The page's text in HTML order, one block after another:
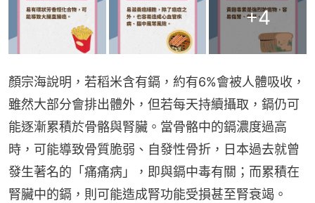
+4
顏宗海說明，若稻米含有鎘，約有6%會被人體吸收，
雖然大部分會排出體外，但若每天持續攝取，鎘仍可
能逐漸累積於骨骼與腎臟。當骨骼中的鎘濃度過高
時，可能導致骨質脆弱、自發性骨折，日本過去就曾
發生著名的「痛痛病」，即與鎘中毒有關；而累積在
腎臟中的鎘，則可能造成腎功能受損甚至腎衰竭。